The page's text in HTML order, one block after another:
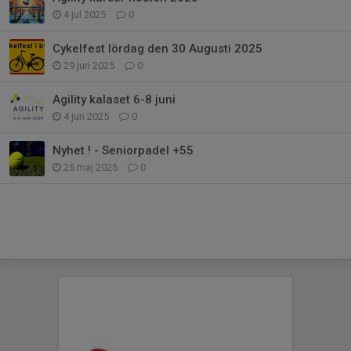
4 jul 2025 0
Cykelfest lördag den 30 Augusti 2025
29 jun 2025 0
Agility kalaset 6-8 juni
4 jun 2025 0
Nyhet ! - Seniorpadel +55
25 maj 2025 0